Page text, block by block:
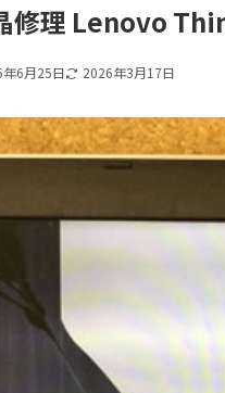
修理 Lenovo
6月25日 2026年3月17日